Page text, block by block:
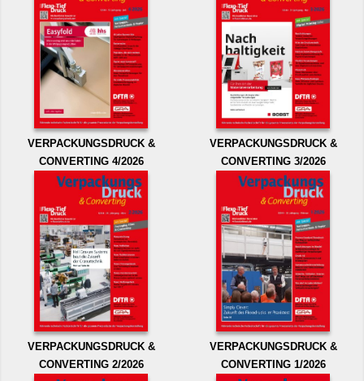
VERPACKUNGSDRUCK &
CONVERTING 4/2026
VERPACKUNGSDRUCK &
CONVERTING 3/2026
VERPACKUNGSDRUCK &
CONVERTING 2/2026
VERPACKUNGSDRUCK &
CONVERTING 1/2026